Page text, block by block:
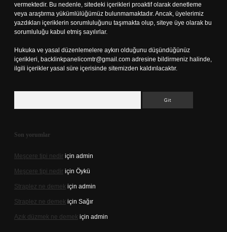
vermektedir. Bu nedenle, sitedeki içerikleri proaktif olarak denetleme
veya araştırma yükümlülüğümüz bulunmamaktadır. Ancak, üyelerimiz
yazdıkları içeriklerin sorumluluğunu taşımakta olup, siteye üye olarak bu
sorumluluğu kabul etmiş sayılırlar.
Hukuka ve yasal düzenlemelere aykırı olduğunu düşündüğünüz
içerikleri, backlinkpanelicomtr@gmail.com adresine bildirmeniz halinde,
ilgili içerikler yasal süre içerisinde sitemizden kaldırılacaktır.
Son yorumlar
Meşcere tipi nedir için admin
Meşcere tipi nedir için Öykü
Straplez ne demek için admin
Straplez ne demek için Sağır
Azık düzmek ne demek için admin